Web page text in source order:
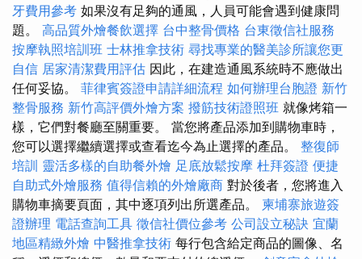
牙費用參考 如果沒有足夠的通風，人員可能會遇到健康問
題。 高品質外燴餐飲選擇 台中整骨價格 台東徵信社服務
按摩執照培訓班 士林推拿技術 尋找專業的醫美診所讓您更
自信 居家清潔費用評估 因此，在建造通風系統時不應做出
任何妥協。 菲律賓簽證申請詳細流程 如何辦理台胞證 新竹
整骨服務 新竹高評價外燴方案 撥筋技術證照班 就像烤箱一
樣，它們對餐廳至關重要。 當您將產品添加到購物車時，
您可以選擇繼續選擇或查看迄今為止選擇的產品。 整復師
培訓 靈活多樣的自助餐外燴 足底放鬆按摩 杜拜簽證 便捷
自助式外燴服務 值得信賴的外燴廠商 對於後者，您將進入
購物車摘要頁面，其中逐項列出所選產品。 柬埔寨旅遊簽
證辦理 電話查詢工具 徵信社價位參考 公司設立秘訣 宜蘭
地區精緻外燴 中醫推拿技術 每行包含給定商品的圖像、名